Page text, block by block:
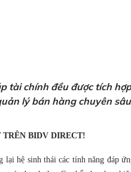
tài chính đều được tích
lý bán hàng chuyên
BIDV DIRECT!
hệ sinh thái các tính năng đáp